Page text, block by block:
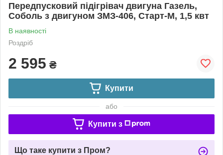
Передпусковий підігрівач двигуна Газель,
Соболь з двигуном ЗМЗ-406, Старт-М, 1,5 квт
В наявності
Роздріб
2 595 ₴
Купити
або
Купити з
Що таке купити з Пром?